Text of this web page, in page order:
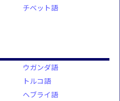
チベット語
ウガンダ語
トルコ語
ヘブライ語